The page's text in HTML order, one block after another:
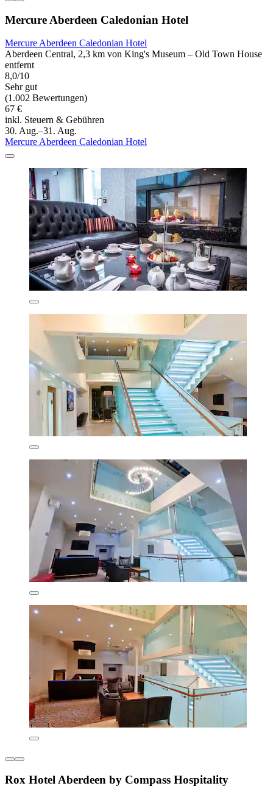
Mercure Aberdeen Caledonian Hotel
Mercure Aberdeen Caledonian Hotel
Aberdeen Central, 2,3 km von King's Museum – Old Town House
entfernt
8,0/10
Sehr gut
(1.002 Bewertungen)
67 €
inkl. Steuern & Gebühren
30. Aug.–31. Aug.
Mercure Aberdeen Caledonian Hotel
Rox Hotel Aberdeen by Compass Hospitality